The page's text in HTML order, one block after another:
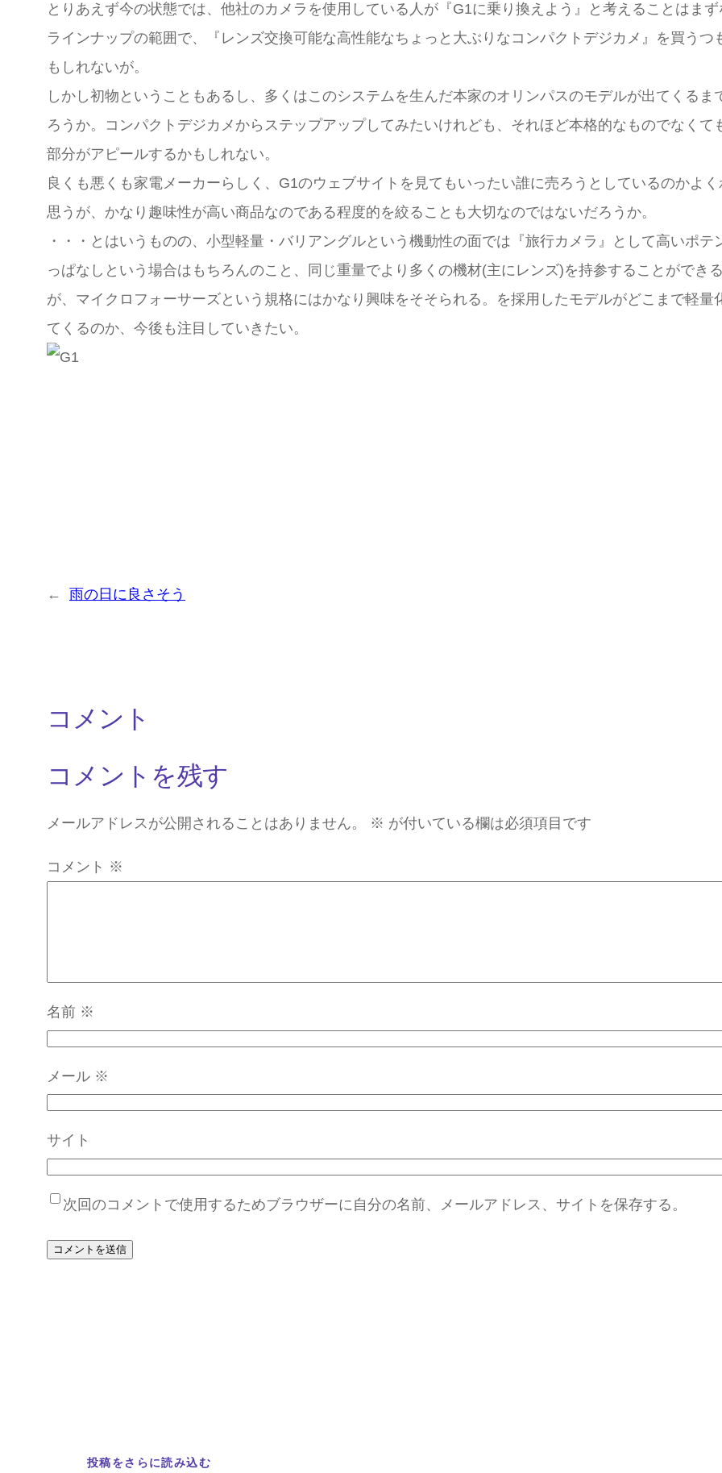
とりあえず今の状態では、他社のカメラを使用している人が『G1に乗り換えよう』と考えることはま
ラインナップの範囲で、『レンズ交換可能な高性能なちょっと大ぶりなコンパクトデジカメ』を買う
もしれないが。
しかし初物ということもあるし、多くはこのシステムを生んだ本家のオリンパスのモデルが出てくる
ろうか。コンパクトデジカメからステップアップしてみたいけれども、それほど本格的なものでなく
部分がアピールするかもしれない。
良くも悪くも家電メーカーらしく、G1のウェブサイトを見てもいったい誰に売ろうとしているのかよ
思うが、かなり趣味性が高い商品なのである程度的を絞ることも大切なのではないだろうか。
・・・とはいうものの、小型軽量・バリアングルという機動性の面では『旅行カメラ』として高いポ
っぱなしという場合はもちろんのこと、同じ重量でより多くの機材(主にレンズ)を持参することができる
が、マイクロフォーサーズという規格にはかなり興味をそそられる。を採用したモデルがどこまで軽量
てくるのか、今後も注目していきたい。
← 雨の日に良さそう
コメント
コメントを残す
メールアドレスが公開されることはありません。 ※ が付いている欄は必須項目です
コメント ※
名前 ※
メール ※
サイト
次回のコメントで使用するためブラウザーに自分の名前、メールアドレス、サイトを保存する。
投稿をさらに読み込む